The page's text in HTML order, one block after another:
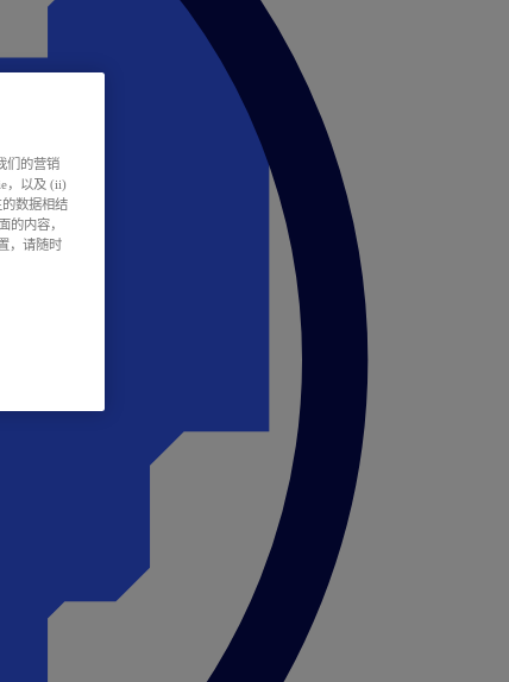
们的营销
，以及 (ii)
数据相结
的内容，
，请随时